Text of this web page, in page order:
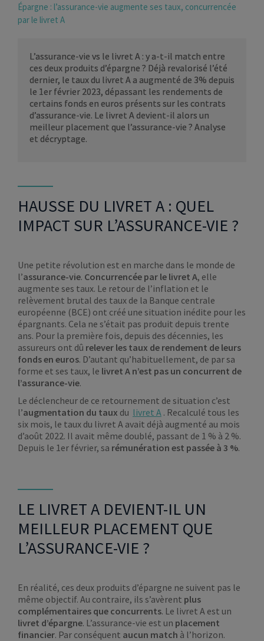
Épargne : l’assurance-vie augmente ses taux, concurrencée
par le livret A
L’assurance-vie vs le livret A : y a-t-il match entre
ces deux produits d’épargne ? Déjà revalorisé l’été
dernier, le taux du livret A a augmenté de 3% depuis
le 1er février 2023, dépassant les rendements de
certains fonds en euros présents sur les contrats
d’assurance-vie. Le livret A devient-il alors un
meilleur placement que l’assurance-vie ? Analyse
et décryptage.
HAUSSE DU LIVRET A : QUEL
IMPACT SUR L’ASSURANCE-VIE ?
Une petite révolution est en marche dans le monde de
l’assurance-vie. Concurrencée par le livret A, elle
augmente ses taux. Le retour de l’inflation et le
relèvement brutal des taux de la Banque centrale
européenne (BCE) ont créé une situation inédite pour les
épargnants. Cela ne s’était pas produit depuis trente
ans. Pour la première fois, depuis des décennies, les
assureurs ont dû relever les taux de rendement de leurs
fonds en euros. D’autant qu’habituellement, de par sa
forme et ses taux, le livret A n’est pas un concurrent de
l’assurance-vie.
Le déclencheur de ce retournement de situation c’est
l’augmentation du taux du livret A . Recalculé tous les
six mois, le taux du livret A avait déjà augmenté au mois
d’août 2022. Il avait même doublé, passant de 1 % à 2 %.
Depuis le 1er février, sa rémunération est passée à 3 %.
LE LIVRET A DEVIENT-IL UN
MEILLEUR PLACEMENT QUE
L’ASSURANCE-VIE ?
En réalité, ces deux produits d’épargne ne suivent pas le
même objectif. Au contraire, ils s’avèrent plus
complémentaires que concurrents. Le livret A est un
livret d’épargne. L’assurance-vie est un placement
financier. Par conséquent aucun match à l’horizon.